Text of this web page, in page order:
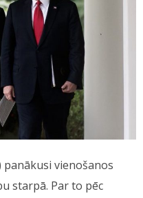
panākusi vienošanos
starpā. Par to pēc